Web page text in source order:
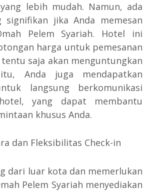
lebih mudah. Namun, ada
signifikan jika Anda memesan
Pelem Syariah. Hotel ini
harga untuk pemesanan
saja akan menguntungkan
Anda juga mendapatkan
langsung berkomunikasi
yang dapat membantu
khusus Anda.
dan Fleksibilitas Check-in
dari luar kota dan memerlukan
Pelem Syariah menyediakan